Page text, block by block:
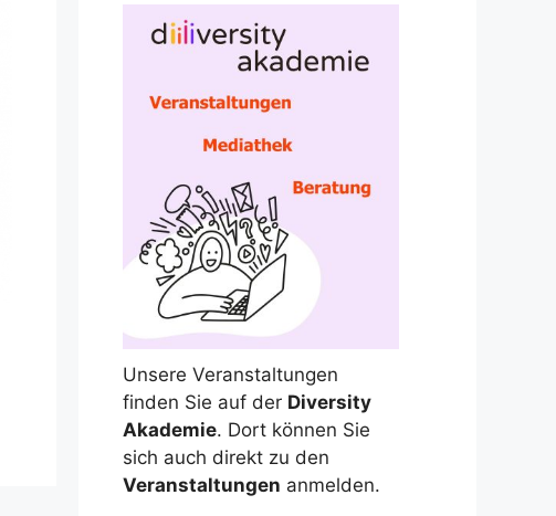
Unsere Veranstaltungen
finden Sie auf der Diversity
Akademie. Dort können Sie
sich auch direkt zu den
Veranstaltungen anmelden.